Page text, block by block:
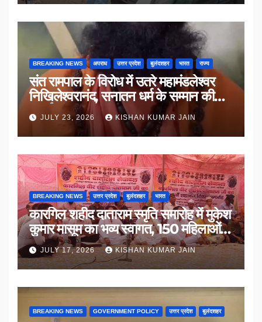
BREAKING NEWS अपराध उत्तर प्रदेश बुलंदशहर भारत राज्य
संत रामपाल के विरोध में उतरे महामंडलेश्वर
निखिलेश्वरानंद, सनातन धर्म के सम्मान की
उठाई मांग
JULY 23, 2026 KISHAN KUMAR JAIN
BREAKING NEWS उत्तर प्रदेश बुलंदशहर भारत
कारगिल शहीद दाताराम स्मृति समारोह में मुकेश
कुमार मासूम का भव्य स्वागत, 150 महिलाओं
का सम्मान
JULY 17, 2026 KISHAN KUMAR JAIN
BREAKING NEWS GOVERNMENT POLICY उत्तर प्रदेश बुलंदशहर